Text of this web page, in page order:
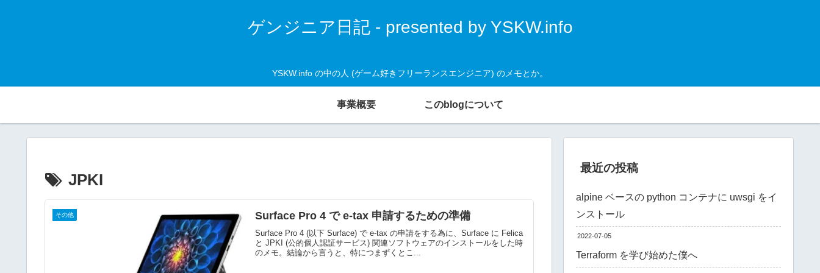
ゲンジニア日記 - presented by YSKW.info
YSKW.info の中の人 (ゲーム好きフリーランスエンジニア) のメモとか。
事業概要 このblogについて
JPKI
その他 Surface Pro 4 で e-tax 申請するための準備
Surface Pro 4 (以下 Surface) で e-tax の申請をする為に、Surface に Felica
と JPKI (公的個人認証サービス) 関連ソフトウェアのインストールをした時
のメモ。結論から言うと、特につまずくとこ...
最近の投稿
alpine ベースの python コンテナに uwsgi をイ
ンストール
2022-07-05
Terraform を学び始めた僕へ